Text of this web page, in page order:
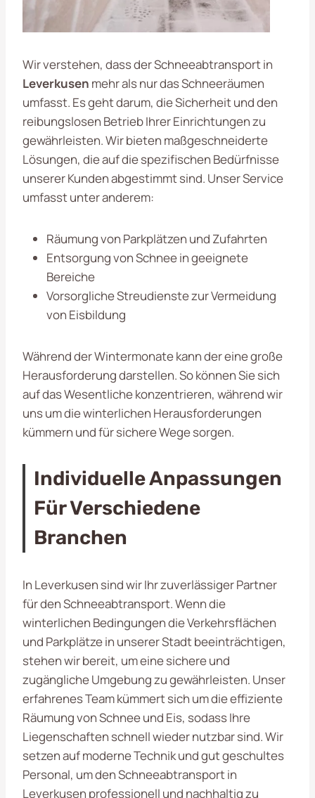
Wir verstehen, dass der Schneeabtransport in
Leverkusen mehr als nur das Schneeräumen
umfasst. Es geht darum, die Sicherheit und den
reibungslosen Betrieb Ihrer Einrichtungen zu
gewährleisten. Wir bieten maßgeschneiderte
Lösungen, die auf die spezifischen Bedürfnisse
unserer Kunden abgestimmt sind. Unser Service
umfasst unter anderem:
Räumung von Parkplätzen und Zufahrten
Entsorgung von Schnee in geeignete
Bereiche
Vorsorgliche Streudienste zur Vermeidung
von Eisbildung
Während der Wintermonate kann der eine große
Herausforderung darstellen. So können Sie sich
auf das Wesentliche konzentrieren, während wir
uns um die winterlichen Herausforderungen
kümmern und für sichere Wege sorgen.
Individuelle Anpassungen
Für Verschiedene
Branchen
In Leverkusen sind wir Ihr zuverlässiger Partner
für den Schneeabtransport. Wenn die
winterlichen Bedingungen die Verkehrsflächen
und Parkplätze in unserer Stadt beeinträchtigen,
stehen wir bereit, um eine sichere und
zugängliche Umgebung zu gewährleisten. Unser
erfahrenes Team kümmert sich um die effiziente
Räumung von Schnee und Eis, sodass Ihre
Liegenschaften schnell wieder nutzbar sind. Wir
setzen auf moderne Technik und gut geschultes
Personal, um den Schneeabtransport in
Leverkusen professionell und nachhaltig zu